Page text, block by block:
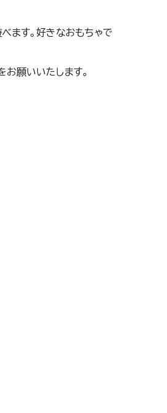
ます。好きなおもちゃで
願いいたします。